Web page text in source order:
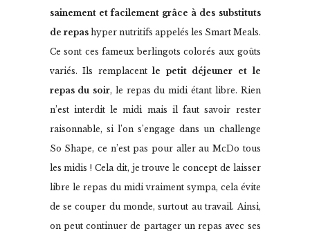
sainement et facilement grâce à des substituts
de repashyper nutritifs appelés les Smart Meals.
Ce sont ces fameux berlingots colorés aux goûts
variés. Ils remplacentle petit déjeuner et le
repas du soir, le repas du midi étant libre. Rien
n’est interdit le midi mais il faut savoir rester
raisonnable, si l’on s’engage dans un challenge
So Shape, ce n’est pas pour aller au McDo tous
les midis ! Cela dit, je trouve le concept de laisser
libre le repas du midi vraiment sympa, cela évite
de se couper du monde, surtout au travail. Ainsi,
on peut continuer de partager un repas avec ses